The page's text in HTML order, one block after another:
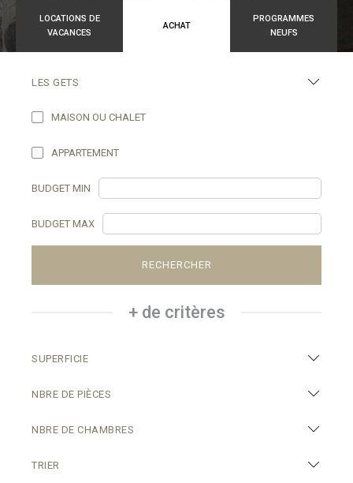
LOCATIONS DE
VACANCES
ACHAT
PROGRAMMES
NEUFS
LES GETS
MAISON OU CHALET
APPARTEMENT
BUDGET MIN
BUDGET MAX
RECHERCHER
+ de critères
SUPERFICIE
NBRE DE PIÈCES
NBRE DE CHAMBRES
TRIER